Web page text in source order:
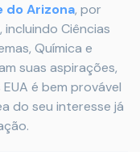
do Arizona, por
Ciências
Química e
suas aspirações,
é bem provável
do seu interesse já